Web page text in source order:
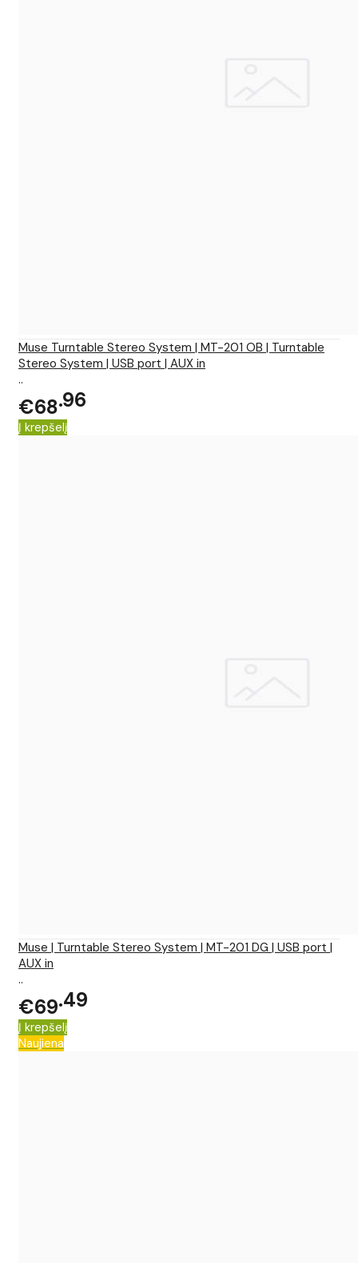
Muse Turntable Stereo System | MT-201 OB | Turntable
Stereo System | USB port | AUX in
..
€68 96
Į krepšelį
Muse | Turntable Stereo System | MT-201 DG | USB port |
AUX in
..
€69 49
Į krepšelį
Naujiena